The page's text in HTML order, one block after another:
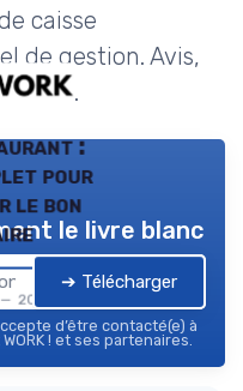
caisse
de gestion. Avis,
cas.
:
pour
le bon
2026
le livre blanc
➔ Télécharger
d’être contacté(e) à
! et ses partenaires.